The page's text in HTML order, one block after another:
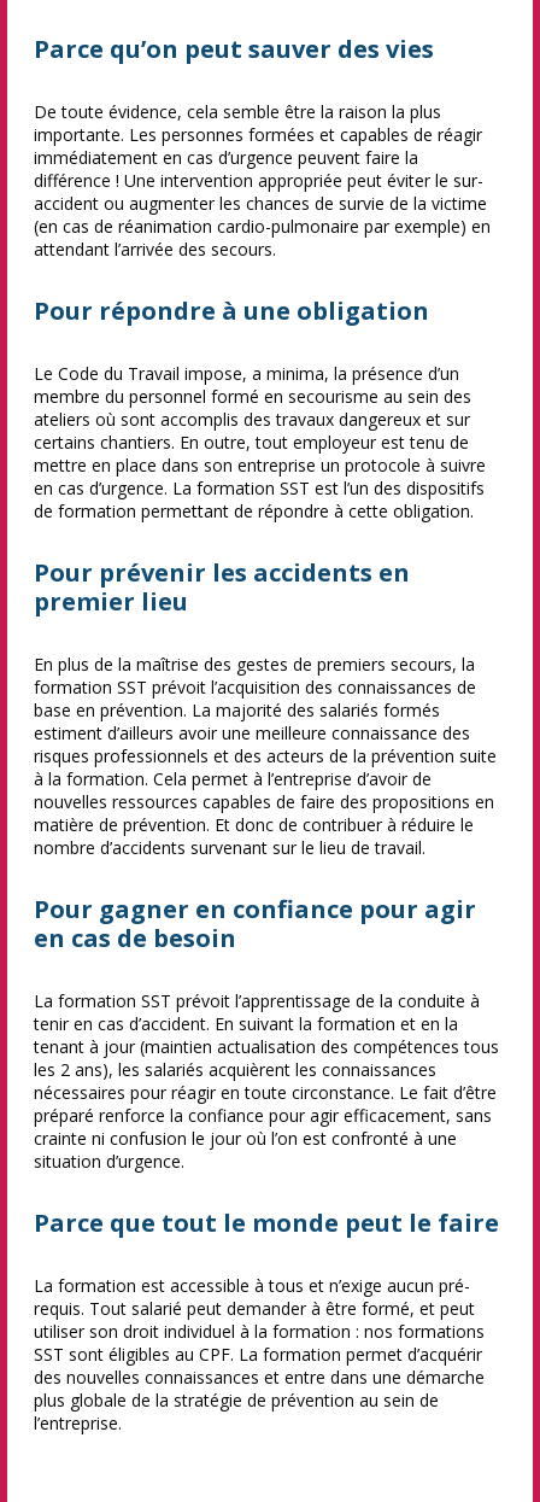
Parce qu’on peut sauver des vies
De toute évidence, cela semble être la raison la plus
importante. Les personnes formées et capables de réagir
immédiatement en cas d’urgence peuvent faire la
différence ! Une intervention appropriée peut éviter le sur-
accident ou augmenter les chances de survie de la victime
(en cas de réanimation cardio-pulmonaire par exemple) en
attendant l’arrivée des secours.
Pour répondre à une obligation
Le Code du Travail impose, a minima, la présence d’un
membre du personnel formé en secourisme au sein des
ateliers où sont accomplis des travaux dangereux et sur
certains chantiers. En outre, tout employeur est tenu de
mettre en place dans son entreprise un protocole à suivre
en cas d’urgence. La formation SST est l’un des dispositifs
de formation permettant de répondre à cette obligation.
Pour prévenir les accidents en
premier lieu
En plus de la maîtrise des gestes de premiers secours, la
formation SST prévoit l’acquisition des connaissances de
base en prévention. La majorité des salariés formés
estiment d’ailleurs avoir une meilleure connaissance des
risques professionnels et des acteurs de la prévention suite
à la formation. Cela permet à l’entreprise d’avoir de
nouvelles ressources capables de faire des propositions en
matière de prévention. Et donc de contribuer à réduire le
nombre d’accidents survenant sur le lieu de travail.
Pour gagner en confiance pour agir
en cas de besoin
La formation SST prévoit l’apprentissage de la conduite à
tenir en cas d’accident. En suivant la formation et en la
tenant à jour (maintien actualisation des compétences tous
les 2 ans), les salariés acquièrent les connaissances
nécessaires pour réagir en toute circonstance. Le fait d’être
préparé renforce la confiance pour agir efficacement, sans
crainte ni confusion le jour où l’on est confronté à une
situation d’urgence.
Parce que tout le monde peut le faire
La formation est accessible à tous et n’exige aucun pré-
requis. Tout salarié peut demander à être formé, et peut
utiliser son droit individuel à la formation : nos formations
SST sont éligibles au CPF. La formation permet d’acquérir
des nouvelles connaissances et entre dans une démarche
plus globale de la stratégie de prévention au sein de
l’entreprise.